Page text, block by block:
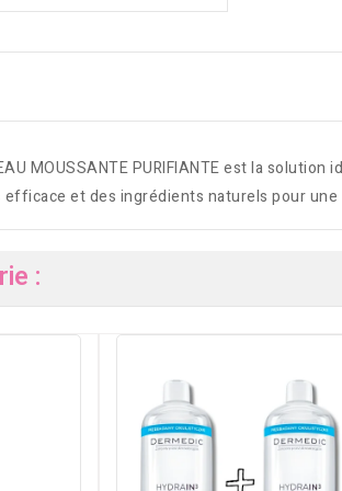
MOUSSANTE PURIFIANTE est la
et des ingrédients naturels pour
: